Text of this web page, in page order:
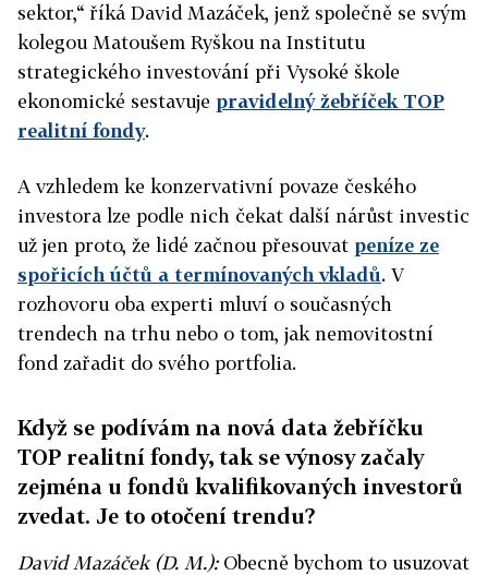
sektor,“ říká David Mazáček, jenž společně se svým
kolegou Matoušem Ryškou na Institutu
strategického investování při Vysoké škole
ekonomické sestavuje pravidelný žebříček TOP
realitní fondy.
A vzhledem ke konzervativní povaze českého
investora lze podle nich čekat další nárůst investic
už jen proto, že lidé začnou přesouvat peníze ze
spořicích účtů a termínovaných vkladů. V
rozhovoru oba experti mluví o současných
trendech na trhu nebo o tom, jak nemovitostní
fond zařadit do svého portfolia.
Když se podívám na nová data žebříčku
TOP realitní fondy, tak se výnosy začaly
zejména u fondů kvalifikovaných investorů
zvedat. Je to otočení trendu?
David Mazáček (D. M.):Obecně bychom to usuzovat